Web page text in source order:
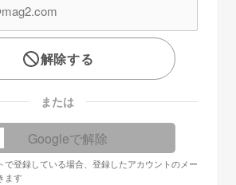
解除する
または
Googleで解除
で登録している場合、登録したアカウントのメー
ます